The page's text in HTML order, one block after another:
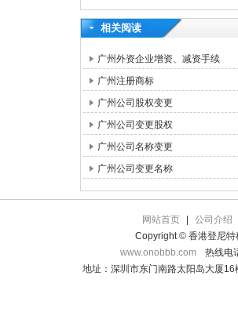
相关阅读
广州外资企业增资、减资手续
广州注册商标
广州公司股权变更
广州公司变更股权
广州公司名称变更
广州公司变更名称
网站首页
公司介绍
Copyright © 香港登尼特
www.onobbb.com
热线电
地址：深圳市东门南路太阳岛大厦